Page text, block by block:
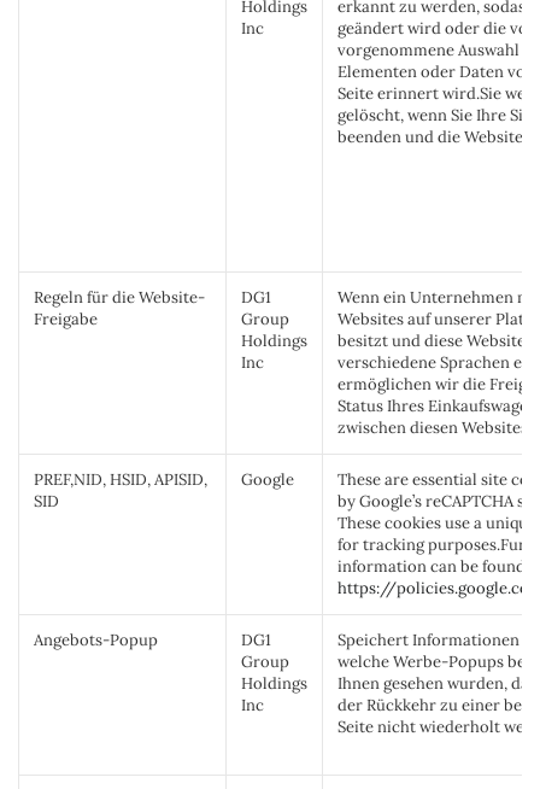
Holdings
Inc
erkannt zu werden, sodass
geändert wird oder die
vorgenommene Auswahl
Elementen oder Daten von
Seite erinnert wird.Sie
gelöscht, wenn Sie Ihre
beenden und die Website
Regeln für die Website-
Freigabe
DG1
Group
Holdings
Inc
Wenn ein Unternehmen
Websites auf unserer
besitzt und diese Websites
verschiedene Sprachen
ermöglichen wir die
Status Ihres
zwischen diesen Websites.
PREF,NID, HSID, APISID,
SID
Google
These are essential site
by Google’s reCAPTCHA
These cookies use a
for tracking
information can be found
https://
Angebots-Popup
DG1
Group
Holdings
Inc
Speichert Informationen
welche Werbe-Popups
Ihnen gesehen wurden,
der Rückkehr zu einer
Seite nicht wiederholt